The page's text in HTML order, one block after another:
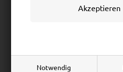
Notwendig
EUR